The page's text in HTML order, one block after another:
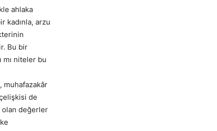
ahlaka
kadınla, arzu
Bu bir
mı niteler bu
muhafazakâr
de
olan değerler